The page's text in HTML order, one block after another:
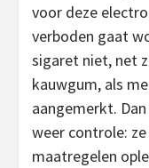
voor deze
verboden gaat
sigaret niet, net
kauwgum, als
aangemerkt.
weer controle:
maatregelen